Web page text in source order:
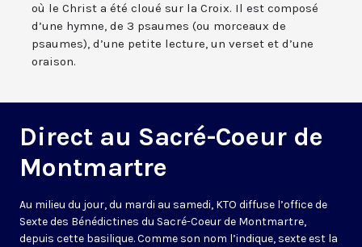
où le Christ a été cloué sur la Croix. Il est composé
d’une hymne, de 3 psaumes (ou morceaux de
psaumes), d’une petite lecture, un verset et d’une
oraison.
Direct au Sacré-Coeur de
Montmartre
Au milieu du jour, du mardi au samedi, KTO diffuse l’office de
Sexte des Bénédictines du Sacré-Coeur de Montmartre,
depuis cette basilique. Comme son nom l’indique, sexte est la